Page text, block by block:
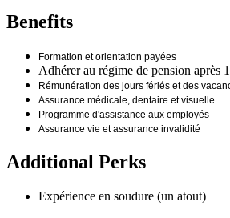
Benefits
Formation et orientation payées
Adhérer au régime de pension après
Rémunération des jours fériés et des
Assurance médicale, dentaire et visuelle
Programme d'assistance aux employés
Assurance vie et assurance invalidité
Additional Perks
Expérience en soudure (un atout)